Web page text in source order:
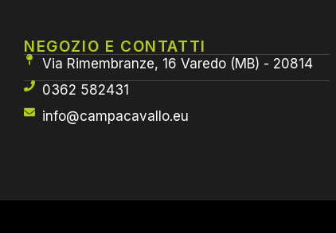
NEGOZIO E CONTATTI
Via Rimembranze, 16 Varedo (MB) - 20814
0362 582431
info@campacavallo.eu